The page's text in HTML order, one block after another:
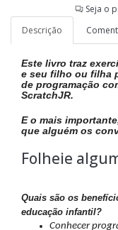
Seja o
Descrição
Este livro traz
e seu filho ou filha
de programação
ScratchJR.
E o mais
que alguém os
Folheie
Quais são os
educação infantil?
Conhecer